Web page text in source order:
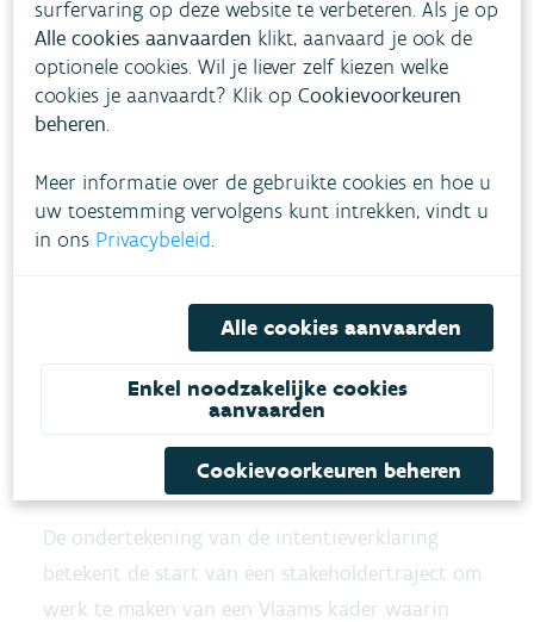
een Vlaams kader
FOTO: Michiel Van Peteghem, VMM-Afdelingshoofd
Lucht, ondertekent de intentieverklaring
De ondertekening van de intentieverklaring
betekent de start van een stakeholdertraject om
werk te maken van een Vlaams kader waarin
surfervaring op deze website te verbeteren. Als je op
Alle cookies aanvaarden klikt, aanvaard je ook de
optionele cookies. Wil je liever zelf kiezen welke
cookies je aanvaardt? Klik opCookievoorkeuren
beheren.
Meer informatie over de gebruikte cookies en hoe u
uw toestemming vervolgens kunt intrekken, vindt u
in ons Privacybeleid.
Alle cookies aanvaarden
Enkel noodzakelijke cookies
aanvaarden
Cookievoorkeuren beheren